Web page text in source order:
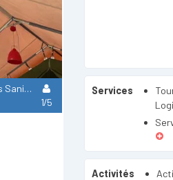
Lodges Tente Sans Sanitaires Ni Chauffage
1/5
Services
Activités